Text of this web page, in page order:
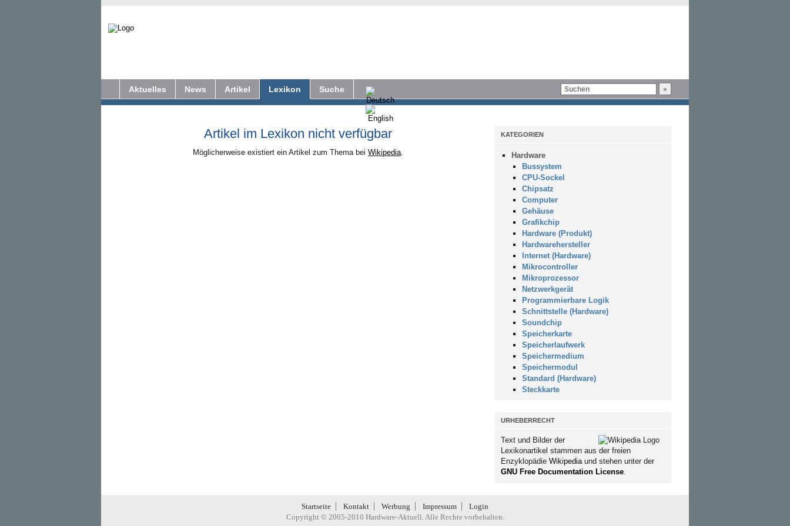
Aktuelles News Artikel Lexikon Suche
Artikel im Lexikon nicht verfügbar
Möglicherweise existiert ein Artikel zum Thema bei Wikipedia.
KATEGORIEN
Hardware
Bussystem
CPU-Sockel
Chipsatz
Computer
Gehäuse
Grafikchip
Hardware (Produkt)
Hardwarehersteller
Internet (Hardware)
Mikrocontroller
Mikroprozessor
Netzwerkgerät
Programmierbare Logik
Schnittstelle (Hardware)
Soundchip
Speicherkarte
Speicherlaufwerk
Speichermedium
Speichermodul
Standard (Hardware)
Steckkarte
URHEBERRECHT
Text und Bilder der
Lexikonartikel stammen aus der freien
Enzyklopädie Wikipediaund stehen unter der
GNU Free Documentation License.
Startseite Kontakt Werbung Impressum
Login
Copyright © 2005-2010 Hardware-Aktuell. Alle Rechte vorbehalten.